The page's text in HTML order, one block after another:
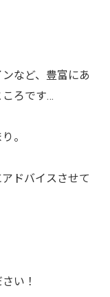
など、豊富にあ
ろです…
。
ドバイスさせて
い！